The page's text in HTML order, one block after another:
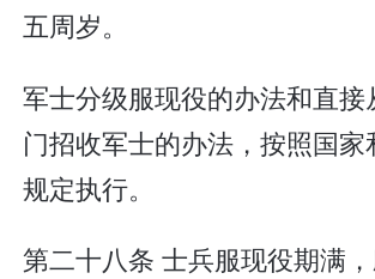
五周岁。
军士分级服现役的办法和直接
门招收军士的办法，按照国家
规定执行。
第二十八条 士兵服现役期满